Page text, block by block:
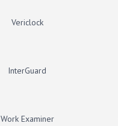
Vericlock
InterGuard
Work Examiner